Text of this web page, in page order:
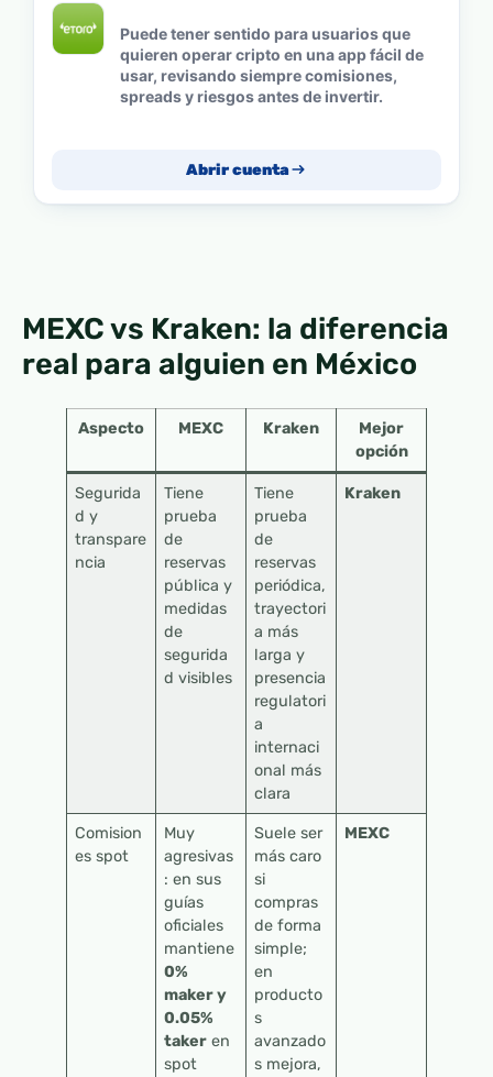
Puede tener sentido para usuarios que
quieren operar cripto en una app fácil de
usar, revisando siempre comisiones,
spreads y riesgos antes de invertir.
Abrir cuenta
MEXC vs Kraken: la diferencia
real para alguien en México
Aspecto MEXC Kraken
Mejor
opción
Segurida
d y
transpare
ncia
Tiene
prueba
de
reservas
pública y
medidas
de
segurida
d visibles
Tiene
prueba
de
reservas
periódica,
trayectori
a más
larga y
presencia
regulatori
a
internaci
onal más
clara
Kraken
Comision
es spot
Muy
agresivas
: en sus
guías
oficiales
mantiene
0%
maker y
0.05%
taker en
spot
Suele ser
más caro
si
compras
de forma
simple;
en
producto
s
avanzado
s mejora,
MEXC